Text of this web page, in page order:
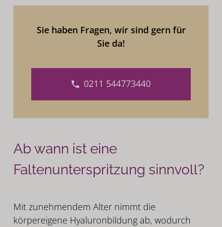
Sie haben Fragen, wir sind gern für
Sie da!
0211 544773440
Ab wann ist eine
Faltenunterspritzung sinnvoll?
Mit zunehmendem Alter nimmt die
körpereigene Hyaluronbildung ab, wodurch